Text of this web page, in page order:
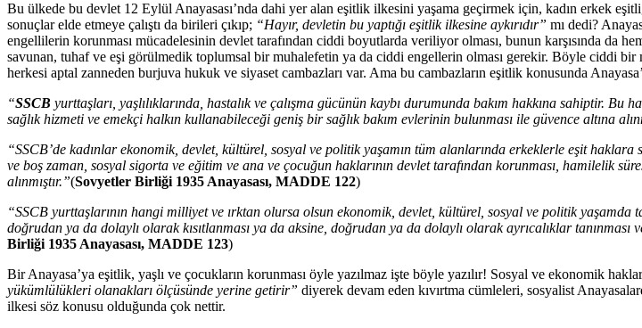
Bu ülkede bu devlet 12 Eylül Anayasası’nda dahi yer alan eşitlik ilkesini yaşama geçirmek için, kadın erkek
sonuçlar elde etmeye çalıştı da birileri çıkıp; “Hayır, devletin bu yaptığı eşitlik ilkesine aykırıdır” mı dedi?
engellilerin korunması mücadelesinin devlet tarafından ciddi boyutlarda veriliyor olması, bunun karşısında da
savunan, tuhaf ve eşi görülmedik toplumsal bir muhalefetin ya da ciddi engellerin olması gerekir. Böyle ciddi
herkesi aptal zanneden burjuva hukuk ve siyaset cambazları var. Ama bu cambazların eşitlik konusunda
“SSCB yurttaşları, yaşlılıklarında, hastalık ve çalışma gücünün kaybı durumunda bakım hakkına sahiptir.
sağlık hizmeti ve emekçi halkın kullanabileceği geniş bir sağlık bakım evlerinin bulunması ile güvence altına
“SSCB’de kadınlar ekonomik, devlet, kültürel, sosyal ve politik yaşamın tüm alanlarında erkeklerle eşit
ve boş zaman, sosyal sigorta ve eğitim ve ana ve çocuğun haklarının devlet tarafından korunması, hamilelik
alınmıştır.”(Sovyetler Birliği 1935 Anayasası, MADDE 122)
“SSCB yurttaşlarının hangi milliyet ve ırktan olursa olsun ekonomik, devlet, kültürel, sosyal ve politik
doğrudan ya da dolaylı olarak kısıtlanması ya da aksine, doğrudan ya da dolaylı olarak ayrıcalıklar tanınması
Birliği 1935 Anayasası, MADDE 123)
Bir Anayasa’ya eşitlik, yaşlı ve çocukların korunması öyle yazılmaz işte böyle yazılır! Sosyal ve ekonomik
yükümlülükleri olanakları ölçüsünde yerine getirir” diyerek devam eden kıvırtma cümleleri, sosyalist
ilkesi söz konusu olduğunda çok nettir.